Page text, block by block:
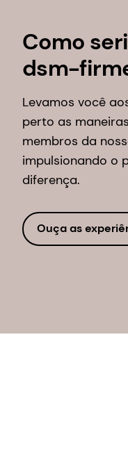
Como
dsm-
Levamos você
perto as
membros da
impulsionando o
diferença.
Ouça as